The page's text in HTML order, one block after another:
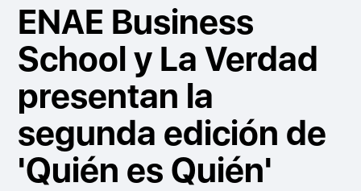
ENAE Business
School y La Verdad
presentan la
segunda edición de
'Quién es Quién'